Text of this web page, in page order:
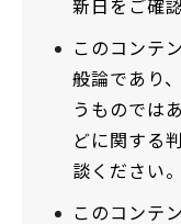
新日をご確
このコンテ
般論であり
うものでは
どに関する
談ください。
このコンテ